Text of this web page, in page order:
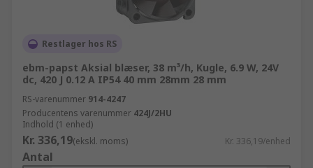
Restlager hos RS
ebm-papst Aksial blæser, 38 m³/h, Kugle, 6.9 W, 24V
dc, 420 J 0.12 A IP54 40 mm 28mm 28 mm
RS-varenummer 914-4247
Producentens varenummer 424J/2HU
Indhold (1 enhed)
Kr. 336,19(ekskl. moms) Kr. 336,19/enhed
Antal